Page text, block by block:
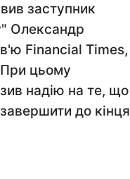
заступник
Олександр
Financial Times,
При цьому
надію на те, що
до кінця